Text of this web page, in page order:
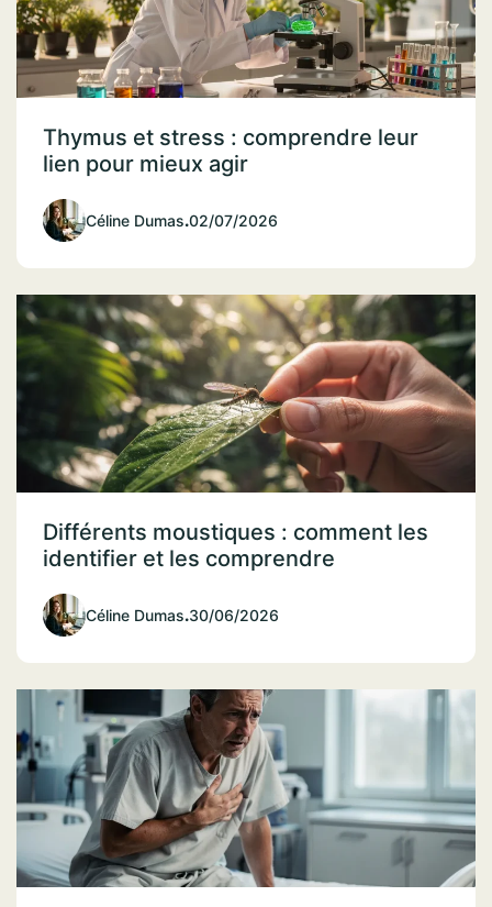
Thymus et stress : comprendre leur
lien pour mieux agir
Céline Dumas.02/07/2026
Différents moustiques : comment les
identifier et les comprendre
Céline Dumas.30/06/2026